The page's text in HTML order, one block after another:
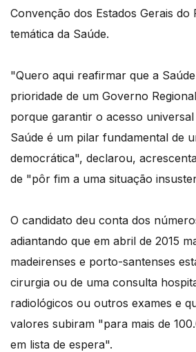
Convenção dos Estados Gerais do
temática da Saúde.
"Quero aqui reafirmar que a
prioridade de um Governo
porque garantir o acesso
Saúde é um pilar fundamental de
democrática", declarou,
de "pôr fim a uma situação
O candidato deu conta dos
adiantando que em abril de 2015
madeirenses e porto-santenses
cirurgia ou de uma consulta
radiológicos ou outros exames e
valores subiram "para mais de
em lista de espera".